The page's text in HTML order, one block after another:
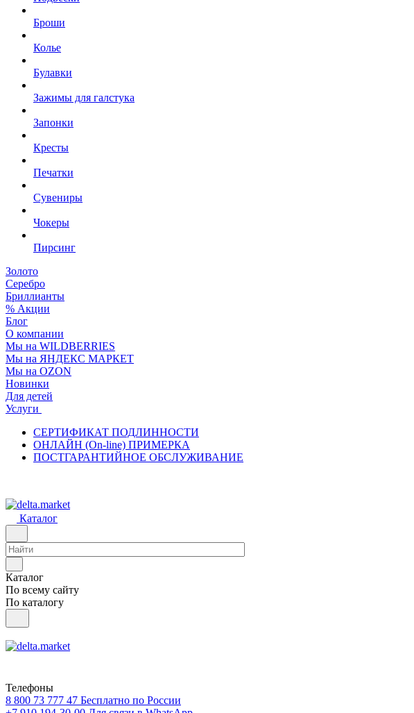
Броши
Колье
Булавки
Зажимы для галстука
Запонки
Кресты
Печатки
Сувениры
Чокеры
Пирсинг
Золото
Серебро
Бриллианты
% Акции
Блог
О компании
Мы на WILDBERRIES
Мы на ЯНДЕКС МАРКЕТ
Мы на OZON
Новинки
Для детей
Услуги
СЕРТИФИКАТ ПОДЛИННОСТИ
ОНЛАЙН (On-line) ПРИМЕРКА
ПОСТГАРАНТИЙНОЕ ОБСЛУЖИВАНИЕ
Каталог
Каталог
По всему сайту
По каталогу
Телефоны
8 800 73 777 47 Бесплатно по России